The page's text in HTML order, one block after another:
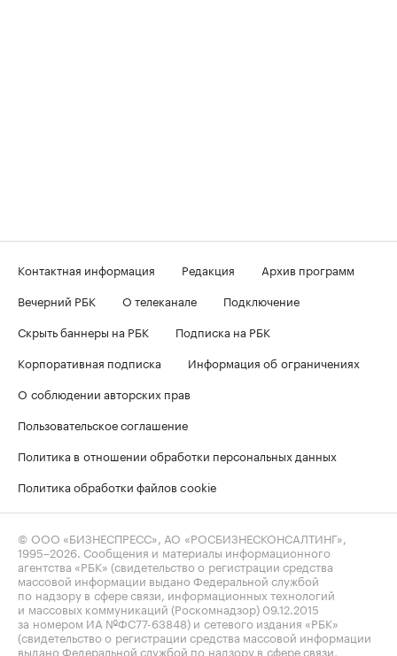
Контактная информация Редакция
Архив программ
Вечерний РБК
О телеканале
Подключение
Скрыть баннеры на РБК
Подписка на РБК
Корпоративная подписка
Информация об ограничениях
О соблюдении авторских прав
Пользовательское соглашение
Политика в отношении обработки персональных данных
Политика обработки файлов cookie
© ООО «БИЗНЕСПРЕСС», АО «РОСБИЗНЕСКОНСАЛТИНГ»,
1995–2026 . Сообщения и материалы информационного
агентства «РБК» (свидетельство о регистрации средства
массовой информации выдано Федеральной службой
по надзору в сфере связи, информационных технологий
и массовых коммуникаций (Роскомнадзор) 09.12.2015
за номером ИА №ФС77-63848) и сетевого издания «РБК»
(свидетельство о регистрации средства массовой информации
выдано Федеральной службой по надзору в сфере связи,